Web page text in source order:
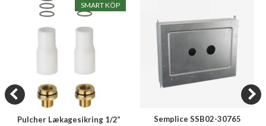
SMART KÖP
Pulcher Lækagesikring 1/2” Semplice SSB02-30765